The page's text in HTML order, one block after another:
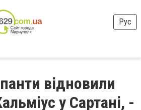
Рус
відновили
у Сартані, -